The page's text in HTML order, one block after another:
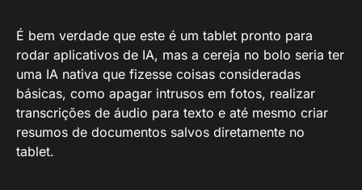
É bem verdade que este é um tablet pronto para
rodar aplicativos de IA, mas a cereja no bolo seria ter
uma IA nativa que fizesse coisas consideradas
básicas, como apagar intrusos em fotos, realizar
transcrições de áudio para texto e até mesmo criar
resumos de documentos salvos diretamente no
tablet.